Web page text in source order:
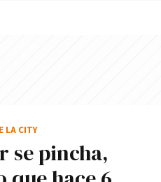
se pincha,
LA CITY